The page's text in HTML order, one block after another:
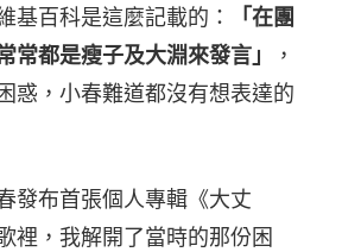
基百科是這麼記載的：
「在團
常都是瘦子及大淵來發言」
，
惑，小春難道都沒有想表達的
發布首張個人專輯《大丈
裡，我解開了當時的那份困